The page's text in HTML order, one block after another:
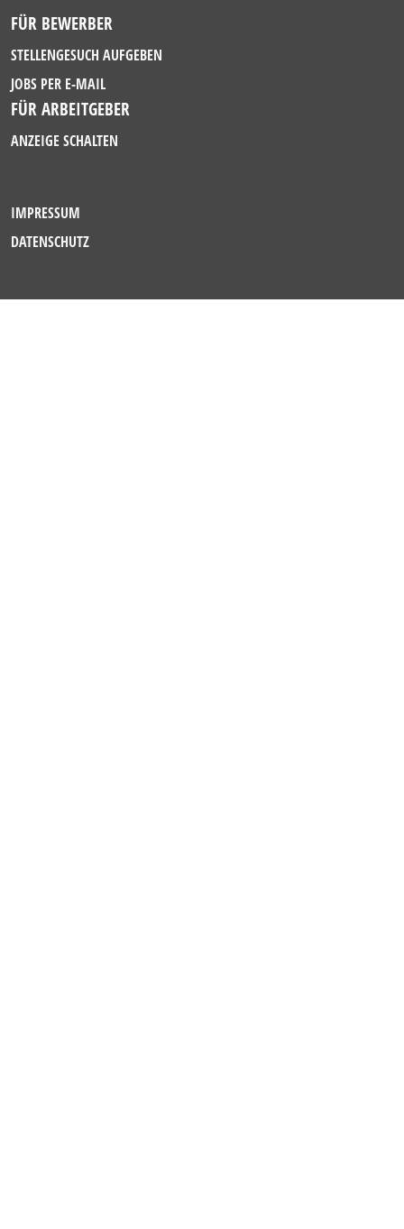
FÜR BEWERBER
STELLENGESUCH AUFGEBEN
JOBS PER E-MAIL
FÜR ARBEITGEBER
ANZEIGE SCHALTEN
IMPRESSUM
DATENSCHUTZ